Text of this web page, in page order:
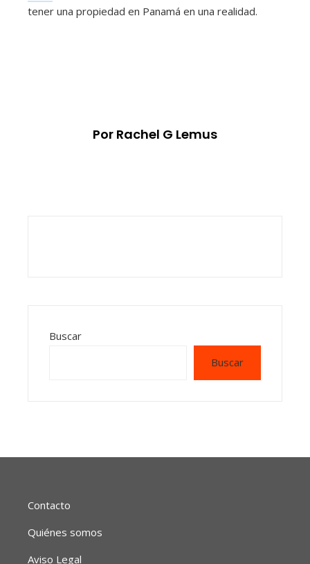
tener una propiedad en Panamá en una realidad.
Por Rachel G Lemus
Buscar
Buscar
Contacto
Quiénes somos
Aviso Legal